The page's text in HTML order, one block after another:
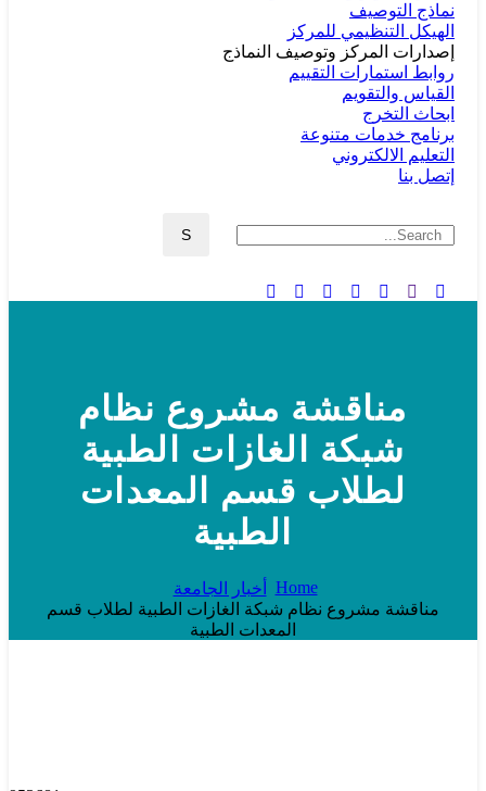
نماذج التوصيف
الهيكل التنظيمي للمركز
إصدارات المركز وتوصيف النماذج
روابط استمارات التقييم
القياس والتقويم
ابحاث التخرج
برنامج خدمات متنوعة
التعليم الالكتروني
إتصل بنا
مناقشة مشروع نظام
شبكة الغازات الطبية
لطلاب قسم المعدات
الطبية
Home
أخبار الجامعة
مناقشة مشروع نظام شبكة الغازات الطبية لطلاب قسم
المعدات الطبية